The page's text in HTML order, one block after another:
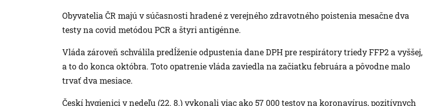
Obyvatelia ČR majú v súčasnosti hradené z verejného zdravotného poistenia mesačne dva
testy na covid metódou PCR a štyri antigénne.
Vláda zároveň schválila predĺženie odpustenia dane DPH pre respirátory triedy FFP2 a vyššej,
a to do konca októbra. Toto opatrenie vláda zaviedla na začiatku februára a pôvodne malo
trvať dva mesiace.
Českí hygienici v nedeľu (22. 8.) vykonali viac ako 57 000 testov na koronavírus, pozitívnych